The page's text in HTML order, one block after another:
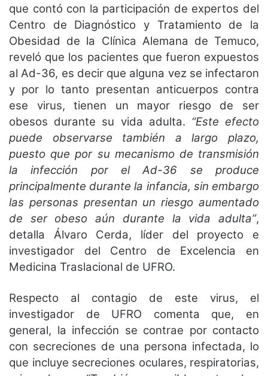
que contó con la participación de expertos del
Centro de Diagnóstico y Tratamiento de la
Obesidad de la Clínica Alemana de Temuco,
reveló que los pacientes que fueron expuestos
al Ad-36, es decir que alguna vez se infectaron
y por lo tanto presentan anticuerpos contra
ese virus, tienen un mayor riesgo de ser
obesos durante su vida adulta. “Este efecto
puede observarse también a largo plazo,
puesto que por su mecanismo de transmisión
la infección por el Ad-36 se produce
principalmente durante la infancia, sin embargo
las personas presentan un riesgo aumentado
de ser obeso aún durante la vida adulta”,
detalla Álvaro Cerda, líder del proyecto e
investigador del Centro de Excelencia en
Medicina Traslacional de UFRO.
Respecto al contagio de este virus, el
investigador de UFRO comenta que, en
general, la infección se contrae por contacto
con secreciones de una persona infectada, lo
que incluye secreciones oculares, respiratorias,